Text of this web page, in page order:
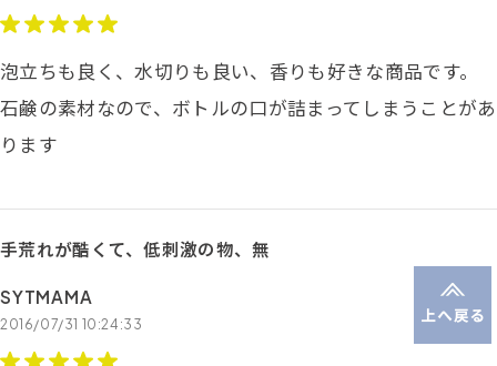
泡立ちも良く、水切りも良い、香りも好きな商品です。
石鹸の素材なので、ボトルの口が詰まってしまうことがあ
ります
手荒れが酷くて、低刺激の物、無
SYTMAMA
2016/07/31 10:24:33